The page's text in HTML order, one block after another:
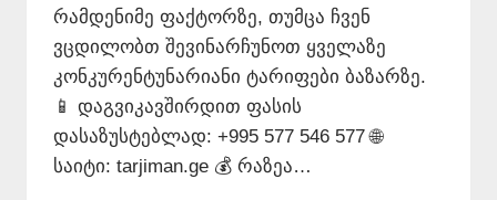
რამდენიმე ფაქტორზე, თუმცა ჩვენ
ვცდილობთ შევინარჩუნოთ ყველაზე
კონკურენტუნარიანი ტარიფები ბაზარზე.
📱 დაგვიკავშირდით ფასის
დასაზუსტებლად: +995 577 546 577 🌐
საიტი: tarjiman.ge 💰 რაზეა…